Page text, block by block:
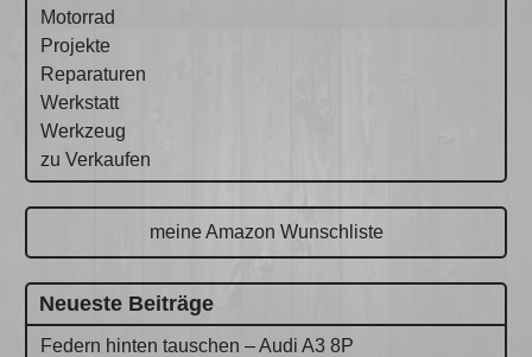
Motorrad
Projekte
Reparaturen
Werkstatt
Werkzeug
zu Verkaufen
meine Amazon Wunschliste
Neueste Beiträge
Federn hinten tauschen – Audi A3 8P